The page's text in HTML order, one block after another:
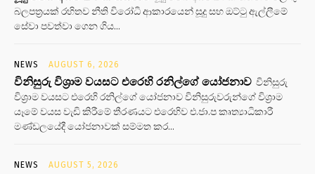
බලපත්‍රයක් රහිතව නීති විරෝධි ආකාරයෙන් සූදු සහ ඔට්ටු ඇල්ලීමේ
සේවා පවත්වා ගෙන ගිය...
NEWS AUGUST 6, 2026
විනිසුරු විශ්‍රාම වයසට එරෙහි රනිල්ගේ යෝජනාව විනිසුරු
විශ්‍රාම වයසට එරෙහි රනිල්ගේ යෝජනාව විනිසුරුවරුන්ගේ විශ්‍රාම
යෑමේ වයස වැඩි කිරීමේ තීරණයට එරෙහිව එ.ජා.ප කෘත්‍යාධිකාරී
මණ්ඩලයේදී යෝජනාවක් සම්මත කර...
NEWS AUGUST 5, 2026